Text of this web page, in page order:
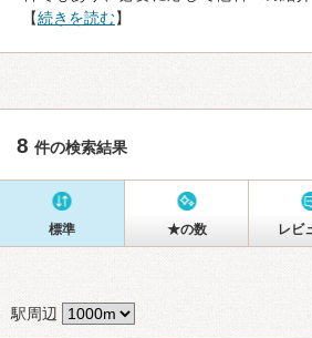
【続きを読む】
8 件の検索結果
標準 ★の数 レビ
駅周辺